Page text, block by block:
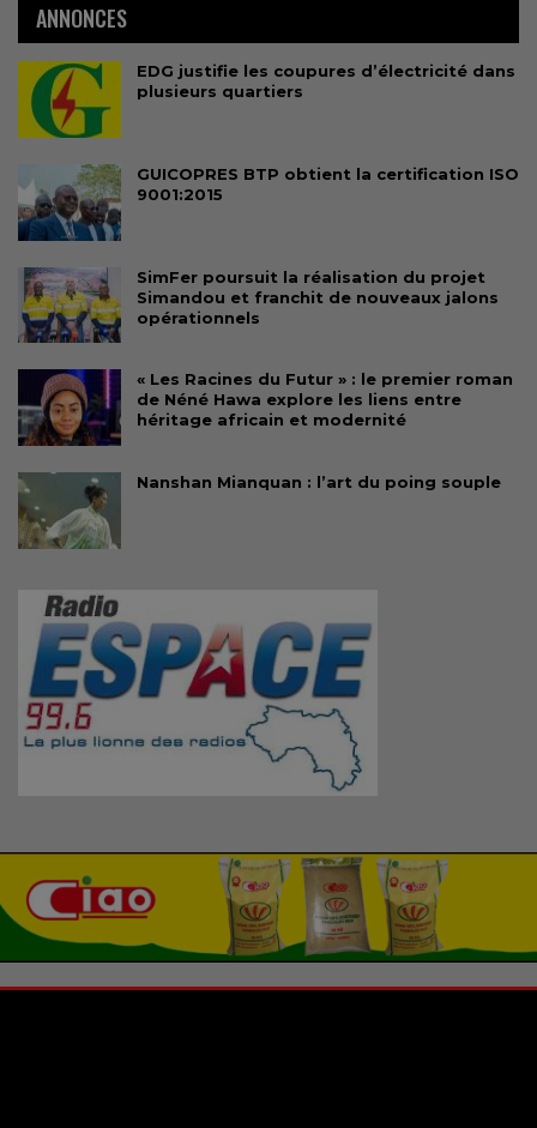
ANNONCES
EDG justifie les coupures d’électricité dans
plusieurs quartiers
GUICOPRES BTP obtient la certification ISO
9001:2015
SimFer poursuit la réalisation du projet
Simandou et franchit de nouveaux jalons
opérationnels
« Les Racines du Futur » : le premier roman
de Néné Hawa explore les liens entre
héritage africain et modernité
Nanshan Mianquan : l’art du poing souple